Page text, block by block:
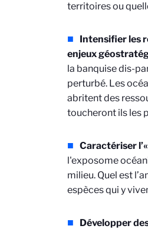
territoires ou
Intensifier les
enjeux
la banquise dis-
perturbé. Les
abritent des
toucheront ils les
Caractériser
l'exposome
milieu. Quel est
espèces qui y
Développer